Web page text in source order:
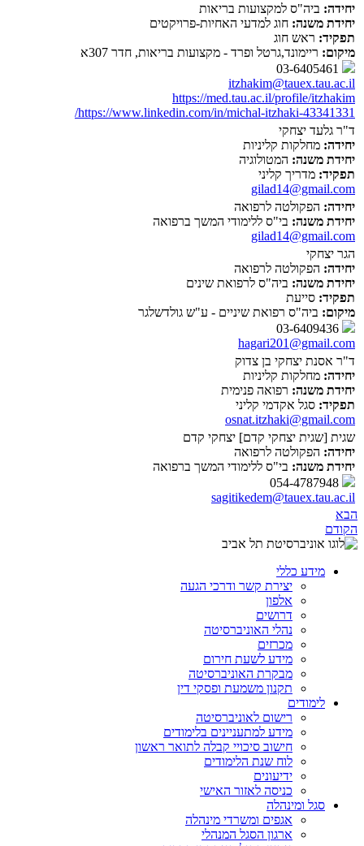
יחידה: ביה"ס למקצועות בריאות
יחידת משנה: חוג למדעי האחיות-פרויקטים
תפקיד: ראש חוג
מיקום: ריימונד,גרטל ופרד - מקצועות בריאות, חדר 307א
itzhakim@tauex.tau.ac.il
https://med.tau.ac.il/profile/itzhakim
https://www.linkedin.com/in/michal-itzhaki-43341331/
ד"ר גלעד יצחקי
יחידה: מחלקות קליניות
יחידת משנה: המטולוגיה
תפקיד: מדריך קליני
gilad14@gmail.com
יחידה: הפקולטה לרפואה
יחידת משנה: בי"ס ללימודי המשך ברפואה
gilad14@gmail.com
הגר יצחקי
יחידה: הפקולטה לרפואה
יחידת משנה: ביה"ס לרפואת שינים
תפקיד: סייעת
מיקום: ביה"ס רפואת שיניים - ע"ש גולדשלגר
hagari201@gmail.com
ד"ר אסנת יצחקי בן צדוק
יחידה: מחלקות קליניות
יחידת משנה: רפואה פנימית
תפקיד: סגל אקדמי קליני
osnat.itzhaki@gmail.com
שגית [שגית יצחקי קדם] יצחקי קדם
יחידה: הפקולטה לרפואה
יחידת משנה: בי"ס ללימודי המשך ברפואה
sagitikedem@tauex.tau.ac.il
הבא
הקודם
מידע כללי
יצירת קשר ודרכי הגעה
אלפון
דרושים
נהלי האוניברסיטה
מכרזים
מידע לשעת חירום
מבקרת האוניברסיטה
תקנון משמעת ופסקי דין
לימודים
רישום לאוניברסיטה
מידע למתעניינים בלימודים
חישוב סיכויי קבלה לתואר ראשון
לוח שנת הלימודים
ידיעונים
כניסה לאזור האישי
סגל ומינהלה
אגפים ומשרדי מינהלה
ארגון הסגל המנהלי